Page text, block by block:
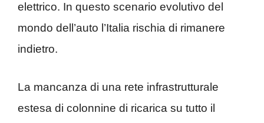
elettrico. In questo scenario evolutivo del
mondo dell’auto l’Italia rischia di rimanere
indietro.
La mancanza di una rete infrastrutturale
estesa di colonnine di ricarica su tutto il